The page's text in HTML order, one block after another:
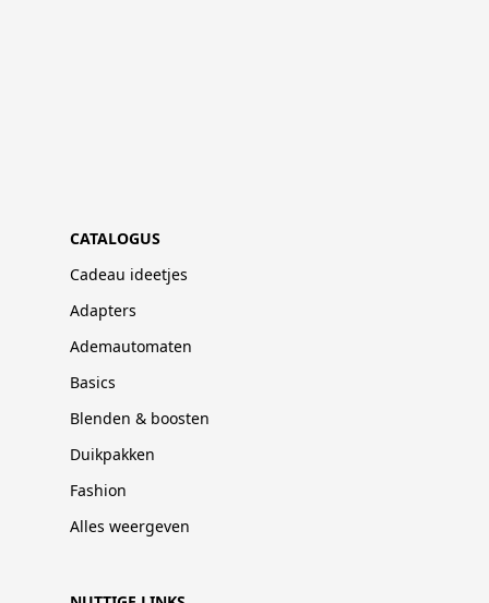
CATALOGUS
Cadeau ideetjes
Adapters
Ademautomaten
Basics
Blenden & boosten
Duikpakken
Fashion
Alles weergeven